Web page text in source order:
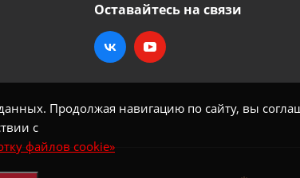
Продолжая навигацию по сайту, вы
с
файлов cookie»
Оставайтесь на связи